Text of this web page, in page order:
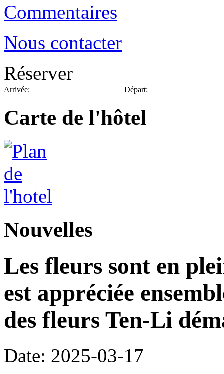
Commentaires
Nous contacter
Réserver
Arrivée: Départ:
Carte de l'hôtel
Nouvelles
Les fleurs sont en
est appréciée
des fleurs Ten-Li
Date: 2025-03-17